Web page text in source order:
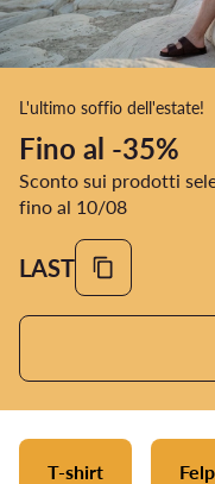
L'ultimo soffio dell'estate!
Fino al -35%
Sconto sui prodotti
fino al 10/08
LAST
T-shirt